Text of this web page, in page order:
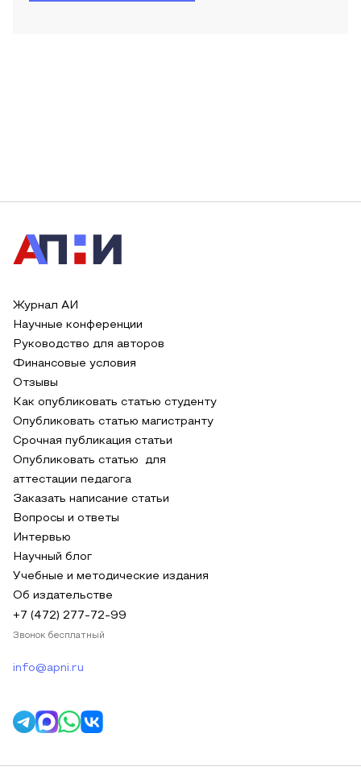
Журнал АИ
Научные конференции
Руководство для авторов
Финансовые условия
Отзывы
Как опубликовать статью студенту
Опубликовать статью магистранту
Срочная публикация статьи
Опубликовать статью для
аттестации педагога
Заказать написание статьи
Вопросы и ответы
Интервью
Научный блог
Учебные и методические издания
Об издательстве
+7 (472) 277-72-99
Звонок бесплатный
info@apni.ru